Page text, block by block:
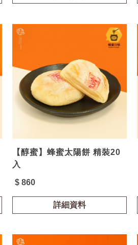
【醇蜜】蜂蜜太陽餅 精裝20
入
$ 860
詳細資料